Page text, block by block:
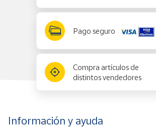
Pago seguro
Compra artículos de
distintos vendedores
Información y ayuda